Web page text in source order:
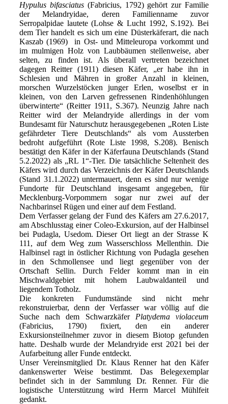
Hypulus bifasciatus(Fabricius, 1792) gehört zur Familie
der Melandryidae, deren Familienname zuvor
Serropalpidae lautete (Lohse & Lucht 1992, S.192). Bei
dem Tier handelt es sich um eine Düsterkäferart, die nach
Kaszab (1969) in Ost- und Mitteleuropa vorkommt und
im mulmigen Holz von Laubbäumen stellenweise, aber
selten, zu finden ist. Als überall vertreten bezeichnet
dagegen Reitter (1911) diesen Käfer, „er habe ihn in
Schlesien und Mähren in großer Anzahl in kleinen,
morschen Wurzelstöcken junger Erlen, woselbst er in
kleinen, von den Larven gefressenen Rindenhöhlungen
überwinterte“ (Reitter 1911, S.367). Neunzig Jahre nach
Reitter wird der Melandryide allerdings in der vom
Bundesamt für Naturschutz herausgegebenen „Roten Liste
gefährdeter Tiere Deutschlands“ als vom Aussterben
bedroht aufgeführt (Rote Liste 1998, S.208). Benisch
bestätigt den Käfer in der Käferfauna Deutschlands (Stand
5.2.2022) als „RL 1“-Tier. Die tatsächliche Seltenheit des
Käfers wird durch das Verzeichnis der Käfer Deutschlands
(Stand 31.1.2022) untermauert, denn es sind nur wenige
Fundorte für Deutschland insgesamt angegeben, für
Mecklenburg-Vorpommern sogar nur zwei auf der
Nachbarinsel Rügen und einer auf dem Festland.
Dem Verfasser gelang der Fund des Käfers am 27.6.2017,
am Abschlusstag einer Coleo-Exkursion, auf der Halbinsel
bei Pudagla, Usedom. Dieser Ort liegt an der Strasse K
111, auf dem Weg zum Wasserschloss Mellenthin. Die
Halbinsel ragt in östlicher Richtung von Pudagla gesehen
in den Schmollensee und liegt gegenüber von der
Ortschaft Sellin. Durch Felder kommt man in ein
Mischwaldgebiet mit hohem Laubwaldanteil und
liegendem Totholz.
Die konkreten Fundumstände sind nicht mehr
rekonstruierbar, denn der Verfasser war völlig auf die
Suche nach dem Schwarzkäfer Platydema violaceum
(Fabricius, 1790) fixiert, den ein anderer
Exkursionsteilnehmer zuvor in diesem Biotop gefunden
hatte. Deshalb wurde der Melandryide erst 2021 bei der
Aufarbeitung aller Funde entdeckt.
Unser Vereinsmitglied Dr. Klaus Renner hat den Käfer
dankenswerter Weise bestimmt. Das Belegexemplar
befindet sich in der Sammlung Dr. Renner. Für die
logistische Unterstützung wird Herrn Marcel Mühlfeit
gedankt.